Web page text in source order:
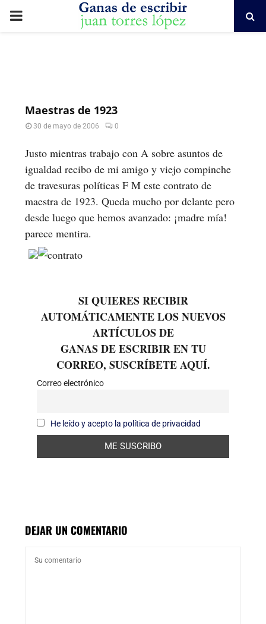
PRIMARY
Maestras de 1923
30 de mayo de 2006 0
Justo mientras trabajo con A sobre asuntos de
igualdad recibo de mi amigo y viejo compinche
de travesuras políticas F M este contrato de
maestra de 1923. Queda mucho por delante pero
desde luego que hemos avanzado: ¡madre mía!
parece mentira.
SI QUIERES RECIBIR
AUTOMÁTICAMENTE LOS NUEVOS
ARTÍCULOS DE
GANAS DE ESCRIBIR EN TU
CORREO, SUSCRÍBETE AQUÍ.
Correo electrónico
He leído y acepto la política de privacidad
DEJAR UN COMENTARIO